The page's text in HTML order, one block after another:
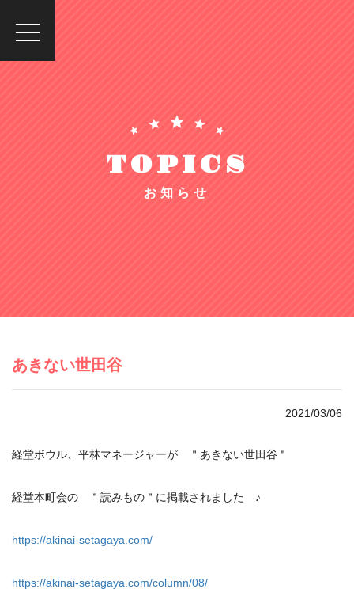
toggle
navigation
TOPICS
お知らせ
あきない世田谷
2021/03/06
経堂ボウル、平林マネージャーが ＂あきない世田谷＂
経堂本町会の ＂読みもの＂に掲載されました ♪
https://akinai-setagaya.com/
https://akinai-setagaya.com/column/08/